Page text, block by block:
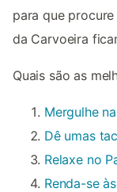
para que
da Carvoeira
Quais são as
Mergulhe
Dê umas
Relaxe no
Renda-se